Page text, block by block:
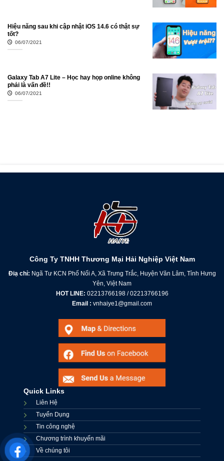
Hiệu năng sau khi cập nhật iOS 14.6 có thật sự
tốt?
06/07/2021
Galaxy Tab A7 Lite – Học hay họp online không
phải là vấn đề!!
06/07/2021
Công Ty TNHH Thương Mại Hải Nghiệp Việt Nam
Điạ chỉ: Ngã Tư KCN Phố Nối A, Xã Trưng Trắc, Huyện Văn Lâm, Tỉnh Hưng
Yên, Việt Nam
HOT LINE: 02213766198 / 02213766196
Email : vnhaiye1@gmail.com
Quick Links
Liên Hệ
Tuyển Dụng
Tin công nghệ
Chương trình khuyến mãi
Về chúng tôi